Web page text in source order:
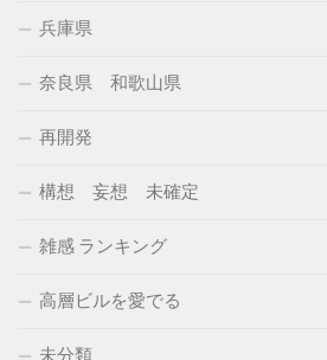
兵庫県
奈良県 和歌山県
再開発
構想 妄想 未確定
雑感 ランキング
高層ビルを愛でる